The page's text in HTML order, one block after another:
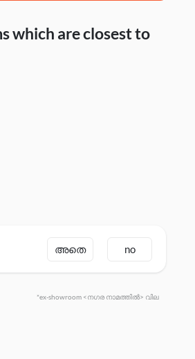
which are closest to
അതെ no
*ex-showroom <നഗര നാമത്തിൽ> വില